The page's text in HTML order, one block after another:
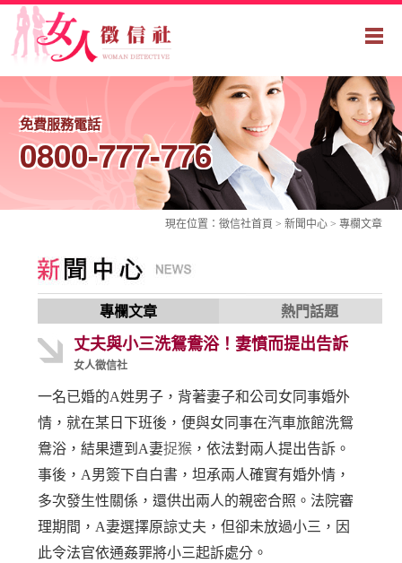
免費服務電話
0800-777-776
現在位置： 徵信社首頁 > 新聞中心 > 專欄文章
專欄文章 熱門話題
丈夫與小三洗鴛鴦浴！妻憤而提出告訴
女人徵信社
一名已婚的A姓男子，背著妻子和公司女同事婚外
情，就在某日下班後，便與女同事在汽車旅館洗鴛
鴦浴，結果遭到A妻捉猴 ，依法對兩人提出告訴。
事後，A男簽下自白書，坦承兩人確實有婚外情，
多次發生性關係，還供出兩人的親密合照。法院審
理期間，A妻選擇原諒丈夫，但卻未放過小三，因
此令法官依通姦罪將小三起訴處分。